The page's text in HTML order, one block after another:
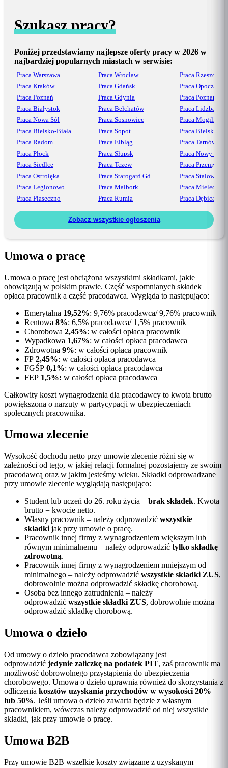
Szukasz pracy?
Poniżej przedstawiamy najlepsze oferty pracy w 2026 w
najbardziej popularnych miastach w serwisie:
Praca Warszawa
Praca Kraków
Praca Poznań
Praca Białystok
Praca Nowa Sól
Praca Bielsko-Biała
Praca Radom
Praca Płock
Praca Siedlce
Praca Ostrołęka
Praca Legionowo
Praca Piaseczno
Praca Wrocław
Praca Gdańsk
Praca Gdynia
Praca Bełchatów
Praca Sosnowiec
Praca Sopot
Praca Elbląg
Praca Słupsk
Praca Tczew
Praca Starogard Gd.
Praca Malbork
Praca Rumia
Praca Rzeszów
Praca Opoczno
Praca Poznań
Praca Lidzbark
Praca Mogilno
Praca Bielsko
Praca Tarnów
Praca Nowy Sącz
Praca Przemyśl
Praca Stalowa
Praca Mielec
Praca Dębica
Zobacz wszystkie ogłoszenia
Umowa o pracę
Umowa o pracę jest obciążona wszystkimi składkami, jakie
obowiązują w polskim prawie. Część wspomnianych składek
opłaca pracownik a część pracodawca. Wygląda to następująco:
Emerytalna 19,52%: 9,76% pracodawca/ 9,76% pracownik
Rentowa 8%: 6,5% pracodawca/ 1,5% pracownik
Chorobowa 2,45%: w całości opłaca pracownik
Wypadkowa 1,67%: w całości opłaca pracodawca
Zdrowotna 9%: w całości opłaca pracownik
FP 2,45%: w całości opłaca pracodawca
FGŚP 0,1%: w całości opłaca pracodawca
FEP 1,5%: w całości opłaca pracodawca
Całkowity koszt wynagrodzenia dla pracodawcy to kwota brutto
powiększona o narzuty w partycypacji w ubezpieczeniach
społecznych pracownika.
Umowa zlecenie
Wysokość dochodu netto przy umowie zlecenie różni się w
zależności od tego, w jakiej relacji formalnej pozostajemy ze swoim
pracodawcą oraz w jakim jesteśmy wieku. Składki odprowadzane
przy umowie zlecenie wyglądają następująco:
Student lub uczeń do 26. roku życia – brak składek. Kwota
brutto = kwocie netto.
Własny pracownik – należy odprowadzić wszystkie
składki jak przy umowie o pracę.
Pracownik innej firmy z wynagrodzeniem większym lub
równym minimalnemu – należy odprowadzić tylko składkę
zdrowotną.
Pracownik innej firmy z wynagrodzeniem mniejszym od
minimalnego – należy odprowadzić wszystkie składki ZUS,
dobrowolnie można odprowadzić składkę chorobową.
Osoba bez innego zatrudnienia – należy
odprowadzić wszystkie składki ZUS, dobrowolnie można
odprowadzić składkę chorobową.
Umowa o dzieło
Od umowy o dzieło pracodawca zobowiązany jest
odprowadzić jedynie zaliczkę na podatek PIT, zaś pracownik ma
możliwość dobrowolnego przystąpienia do ubezpieczenia
chorobowego. Umowa o dzieło uprawnia również do skorzystania z
odliczenia kosztów uzyskania przychodów w wysokości 20%
lub 50%. Jeśli umowa o dzieło zawarta będzie z własnym
pracownikiem, wówczas należy odprowadzić od niej wszystkie
składki, jak przy umowie o pracę.
Umowa B2B
Przy umowie B2B wszelkie koszty związane z uzyskanym